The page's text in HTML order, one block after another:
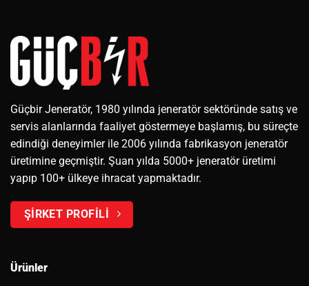
Güçbir Jeneratör, 1980 yılında jeneratör sektöründe satış ve
servis alanlarında faaliyet göstermeye başlamış, bu süreçte
edindiği deneyimler ile 2006 yılında fabrikasyon jeneratör
üretimine geçmiştir. Şuan yılda 5000+ jeneratör üretimi
yapıp 100+ ülkeye ihracat yapmaktadır.
ŞİRKET PROFİLİ
Ürünler